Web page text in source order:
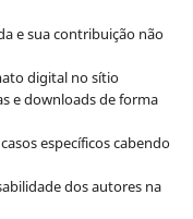
e sua contribuição não
digital no sítio
e downloads de forma
específicos cabendo
dos autores na